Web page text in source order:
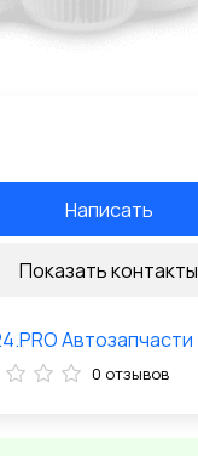
Написать
Показать контакты
Автозапчасти
0 отзывов